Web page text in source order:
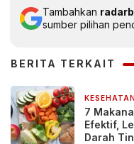
Tambahkan
sumber pilihan
BERITA TERKAIT
KESEHATAN
7
Efektif,
Darah